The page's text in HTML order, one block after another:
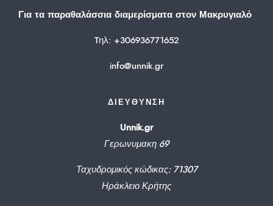
Για τα παραθαλάσσια διαμερίσματα στον Μακρυγιαλό
Tηλ: +306936771652
info@unnik.gr
ΔΙΕΎΘΥΝΣΗ
Unnik.gr
Γερωνυμακη 69
Ταχυδρομικός κώδικας: 71307
Ηράκλειο Κρήτης